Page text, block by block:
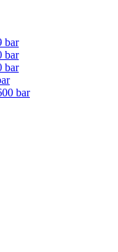
bar
bar
bar
bar